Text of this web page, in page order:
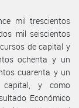
mil trescientos
mil seiscientos
de capital y
ochenta y un
cuarenta y un
capital, y como
Económico